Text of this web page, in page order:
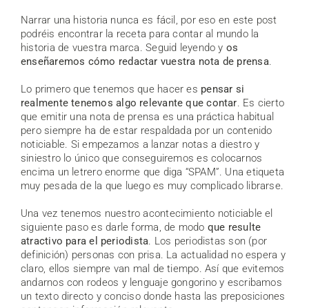
Narrar una historia nunca es fácil, por eso en este post
podréis encontrar la receta para contar al mundo la
historia de vuestra marca. Seguid leyendo y os
enseñaremos cómo redactar vuestra nota de prensa.
Lo primero que tenemos que hacer es pensar si
realmente tenemos algo relevante que contar. Es cierto
que emitir una nota de prensa es una práctica habitual
pero siempre ha de estar respaldada por un contenido
noticiable. Si empezamos a lanzar notas a diestro y
siniestro lo único que conseguiremos es colocarnos
encima un letrero enorme que diga “SPAM”. Una etiqueta
muy pesada de la que luego es muy complicado librarse.
Una vez tenemos nuestro acontecimiento noticiable el
siguiente paso es darle forma, de modo que resulte
atractivo para el periodista. Los periodistas son (por
definición) personas con prisa. La actualidad no espera y
claro, ellos siempre van mal de tiempo. Así que evitemos
andarnos con rodeos y lenguaje gongorino y escribamos
un texto directo y conciso donde hasta las preposiciones